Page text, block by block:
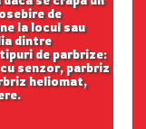
de
la locul sau
dintre
de parbrize:
senzor, parbriz
heliomat,